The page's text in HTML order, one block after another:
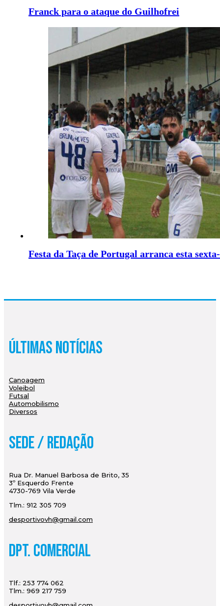
Franck para o ataque do Guilhofrei
Festa da Taça de Portugal arranca esta
Últimas Notícias
Canoagem
Voleibol
Futsal
Automobilismo
Diversos
Sede / Redação
Rua Dr. Manuel Barbosa de Brito, 35
3º Esquerdo Frente
4730-769 Vila Verde
Tlm.: 912 305 709
desportivovh@gmail.com
Dpt. Comercial
Tlf.: 253 774 062
Tlm.: 969 217 759